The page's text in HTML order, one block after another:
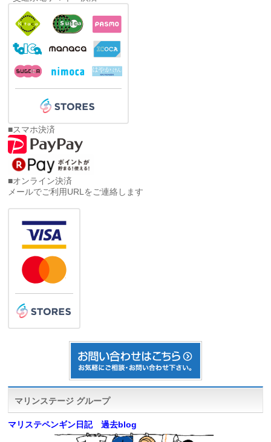
■スマホ決済
■オンライン決済
メールでご利用URLをご連絡します
マリンステージ グループ
マリステペンギン日記 過去blog